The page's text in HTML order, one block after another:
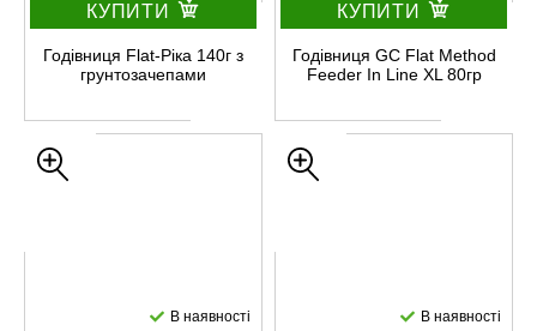
КУПИТИ
Годівниця Flat-Ріка 140г з
грунтозачепами
КУПИТИ
Годівниця GC Flat Method
Feeder In Line XL 80гр
В наявності В наявності